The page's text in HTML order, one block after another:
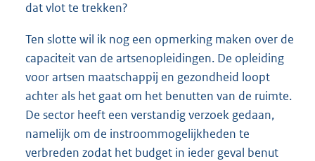
dat vlot te trekken?
Ten slotte wil ik nog een opmerking maken over de
capaciteit van de artsenopleidingen. De opleiding
voor artsen maatschappij en gezondheid loopt
achter als het gaat om het benutten van de ruimte.
De sector heeft een verstandig verzoek gedaan,
namelijk om de instroommogelijkheden te
verbreden zodat het budget in ieder geval benut